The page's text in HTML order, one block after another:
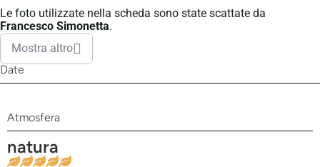
Le foto utilizzate nella scheda sono state scattate da
Francesco Simonetta.
Mostra altro
Date
Atmosfera
natura